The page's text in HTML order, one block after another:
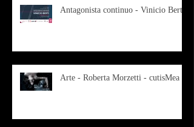
Antagonista continuo - Vinicio Berti
Arte - Roberta Morzetti - cutisMea